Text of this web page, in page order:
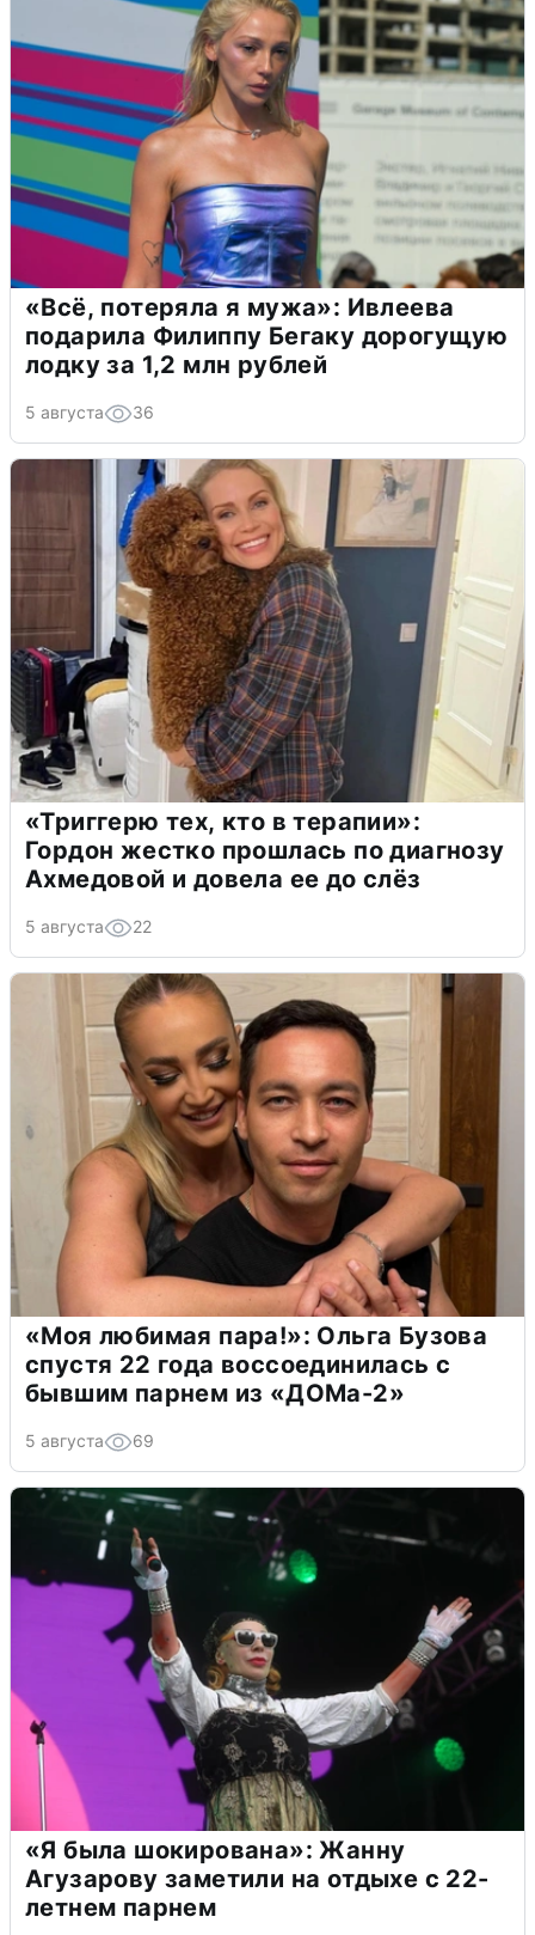
«Всё, потеряла я мужа»: Ивлеева
подарила Филиппу Бегаку дорогущую
лодку за 1,2 млн рублей
5 августа 36
«Триггерю тех, кто в терапии»:
Гордон жестко прошлась по диагнозу
Ахмедовой и довела ее до слёз
5 августа 22
«Моя любимая пара!»: Ольга Бузова
спустя 22 года воссоединилась с
бывшим парнем из «ДОМа-2»
5 августа 69
«Я была шокирована»: Жанну
Агузарову заметили на отдыхе с 22-
летнем парнем